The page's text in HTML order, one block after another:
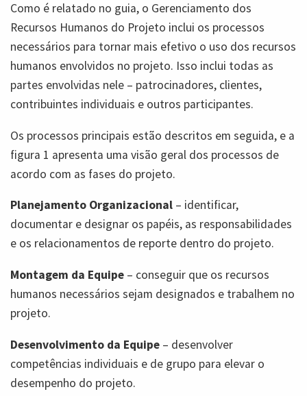
Como é relatado no guia, o Gerenciamento dos
Recursos Humanos do Projeto inclui os processos
necessários para tornar mais efetivo o uso dos recursos
humanos envolvidos no projeto. Isso inclui todas as
partes envolvidas nele – patrocinadores, clientes,
contribuintes individuais e outros participantes.
Os processos principais estão descritos em seguida, e a
figura 1 apresenta uma visão geral dos processos de
acordo com as fases do projeto.
Planejamento Organizacional – identificar,
documentar e designar os papéis, as responsabilidades
e os relacionamentos de reporte dentro do projeto.
Montagem da Equipe – conseguir que os recursos
humanos necessários sejam designados e trabalhem no
projeto.
Desenvolvimento da Equipe – desenvolver
competências individuais e de grupo para elevar o
desempenho do projeto.